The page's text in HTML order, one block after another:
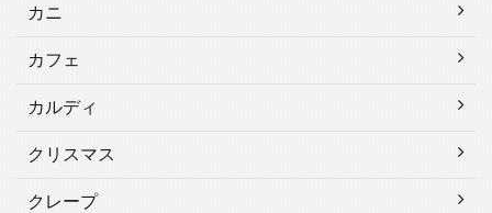
カニ
カフェ
カルディ
クリスマス
クレープ